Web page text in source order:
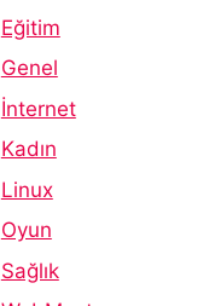
Eğitim
Genel
İnternet
Kadın
Linux
Oyun
Sağlık